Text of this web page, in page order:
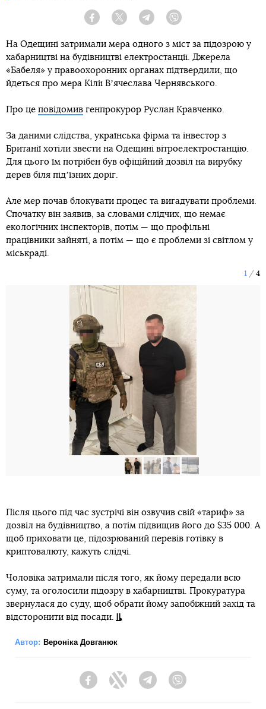
Facebook Twitter Telegram
На Одещині затримали мера одного з міст за підозрою у
хабарництві на будівництві електростанції. Джерела
«Бабеля» у правоохоронних органах підтвердили, що
йдеться про мера Кілії Вʼячеслава Чернявського.
Про це повідомив генпрокурор Руслан Кравченко.
За даними слідства, українська фірма та інвестор з
Британії хотіли звести на Одещині вітроелектростанцію.
Для цього їм потрібен був офіційний дозвіл на вирубку
дерев біля підʼїзних доріг.
Але мер почав блокувати процес та вигадувати проблеми.
Спочатку він заявив, за словами слідчих, що немає
екологічних інспекторів, потім — що профільні
працівники зайняті, а потім — що є проблеми зі світлом у
міськраді.
1 4
Після цього під час зустрічі він озвучив свій «тариф» за
дозвіл на будівництво, а потім підвищив його до $35 000. А
щоб приховати це, підозрюваний перевів готівку в
криптовалюту, кажуть слідчі.
Чоловіка затримали після того, як йому передали всю
суму, та оголосили підозру в хабарництві. Прокуратура
звернулася до суду, щоб обрати йому запобіжний захід та
відсторонити від посади.
Автор: Вероніка Довганюк
FacebookTwitter Telegram